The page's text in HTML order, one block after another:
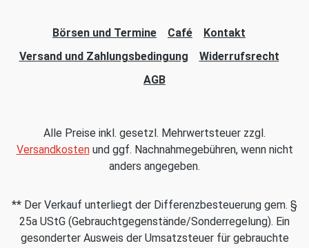
Börsen und Termine Café
Kontakt
Versand und Zahlungsbedingung
Widerrufsrecht
AGB
Alle Preise inkl. gesetzl. Mehrwertsteuer zzgl.
Versandkostenund ggf. Nachnahmegebühren, wenn nicht
anders angegeben.
** Der Verkauf unterliegt der Differenzbesteuerung gem. §
25a UStG (Gebrauchtgegenstände/Sonderregelung). Ein
gesonderter Ausweis der Umsatzsteuer für gebrauchte